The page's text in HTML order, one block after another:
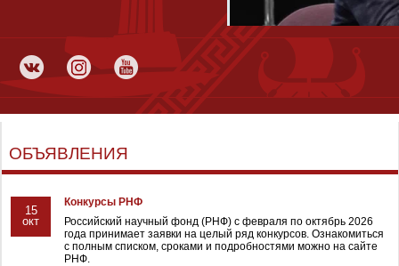
ОБЪЯВЛЕНИЯ
15
окт
Конкурсы РНФ
Российский научный фонд (РНФ) с февраля по октябрь 2026
года принимает заявки на целый ряд конкурсов. Ознакомиться
с полным списком, сроками и подробностями можно на сайте
РНФ.